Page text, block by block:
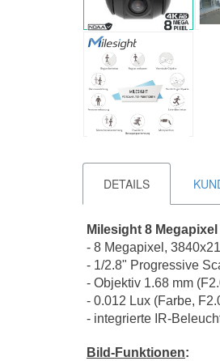
DETAILS
Milesight 8
- 8 Megapixel,
- 1/2.8" Progressive
- Objektiv 1.68 mm
- 0.012 Lux (Farbe,
- integrierte IR-
Bild-Funktionen: